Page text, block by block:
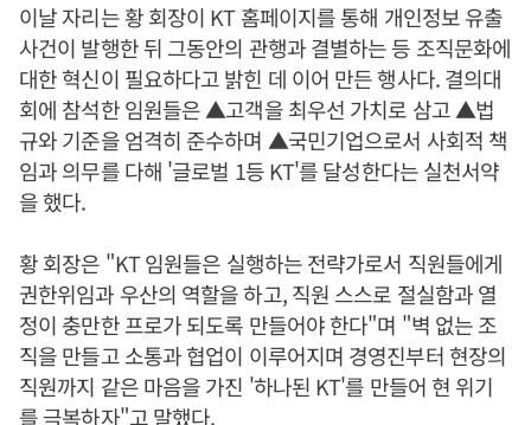
이날 자리는 황 회장이 KT 홈페이지를 통해 개인정보 유출
사건이 발행한 뒤 그동안의 관행과 결별하는 등 조직문화에
대한 혁신이 필요하다고 밝힌 데 이어 만든 행사다. 결의대
회에 참석한 임원들은 ▲고객을 최우선 가치로 삼고 ▲법
규와 기준을 엄격히 준수하며 ▲국민기업으로서 사회적 책
임과 의무를 다해 '글로벌 1등 KT'를 달성한다는 실천서약
을 했다.
황 회장은 "KT 임원들은 실행하는 전략가로서 직원들에게
권한위임과 우산의 역할을 하고, 직원 스스로 절실함과 열
정이 충만한 프로가 되도록 만들어야 한다"며 "벽 없는 조
직을 만들고 소통과 협업이 이루어지며 경영진부터 현장의
직원까지 같은 마음을 가진 '하나된 KT'를 만들어 현 위기
를 극복하자"고 말했다.